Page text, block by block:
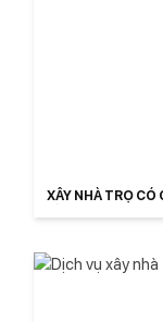
XÂY NHÀ TRỌ CÓ